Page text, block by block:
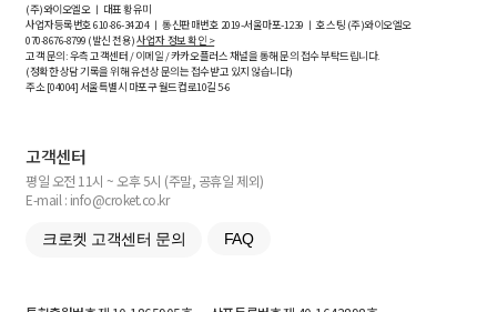
(주)와이오엘오 ㅣ 대표 황유미
사업자등록번호610-86-34204ㅣ 통신판매번호 2019-서울마포-1239 ㅣ 호스팅 (주)와이오엘오
070-8676-8799 (발신 전용)사업자 정보 확인 >
고객 문의: 우측 고객센터 / 이메일 / 카카오플러스 채널을 통해 문의 접수 부탁드립니다.
(정확한 상담 기록을 위해 유선상 문의는 접수받고 있지 않습니다)
주소 [04004] 서울특별시 마포구 월드컵로10길5-6
고객센터
평일 오전 11시 ~ 오후 5시 (주말, 공휴일 제외)
E-mail : info@croket.co.kr
크로켓 고객센터 문의 FAQ